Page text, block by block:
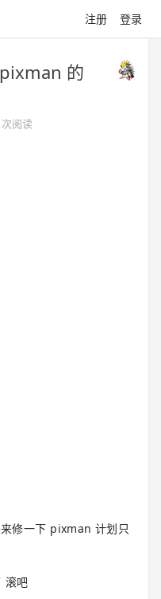
注册 登录
pixman 的
次阅读
修一下 pixman 计划只
滚吧